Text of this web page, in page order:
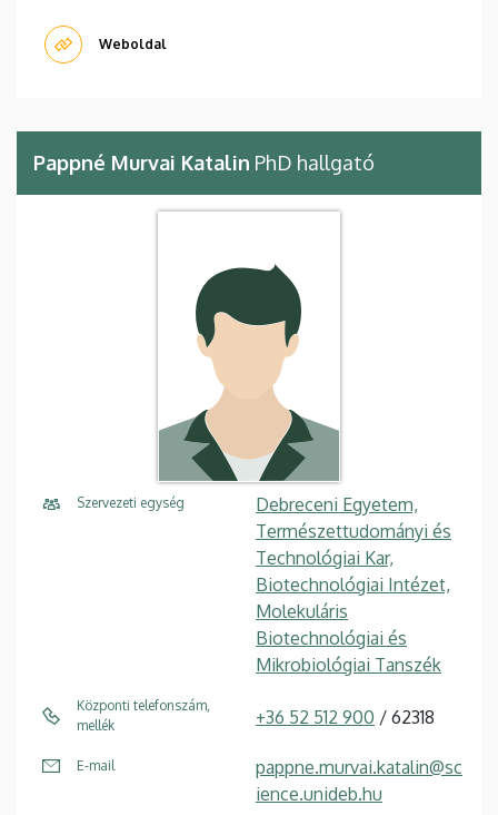
Weboldal
Pappné Murvai Katalin PhD hallgató
Szervezeti egység
Debreceni Egyetem,
Természettudományi és
Technológiai Kar,
Biotechnológiai Intézet,
Molekuláris
Biotechnológiai és
Mikrobiológiai Tanszék
Központi telefonszám,
mellék
+36 52 512 900 / 62318
E-mail
pappne.murvai.katalin@sc
ience.unideb.hu